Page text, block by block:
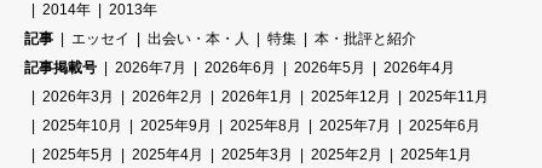
2014年
2013年
記事
エッセイ 出会い・本・人 特集
本・批評と紹介
記事掲載号
2026年7月 2026年6月 2026年5月
2026年4月
2026年3月
2026年2月 2026年1月 2025年12月
2025年11月
2025年10月
2025年9月 2025年8月 2025年7月
2025年6月
2025年5月
2025年4月 2025年3月 2025年2月
2025年1月